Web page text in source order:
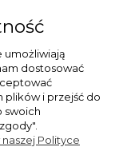
umożliwiają
dostosować
plików i przejść do
swoich
Polityce